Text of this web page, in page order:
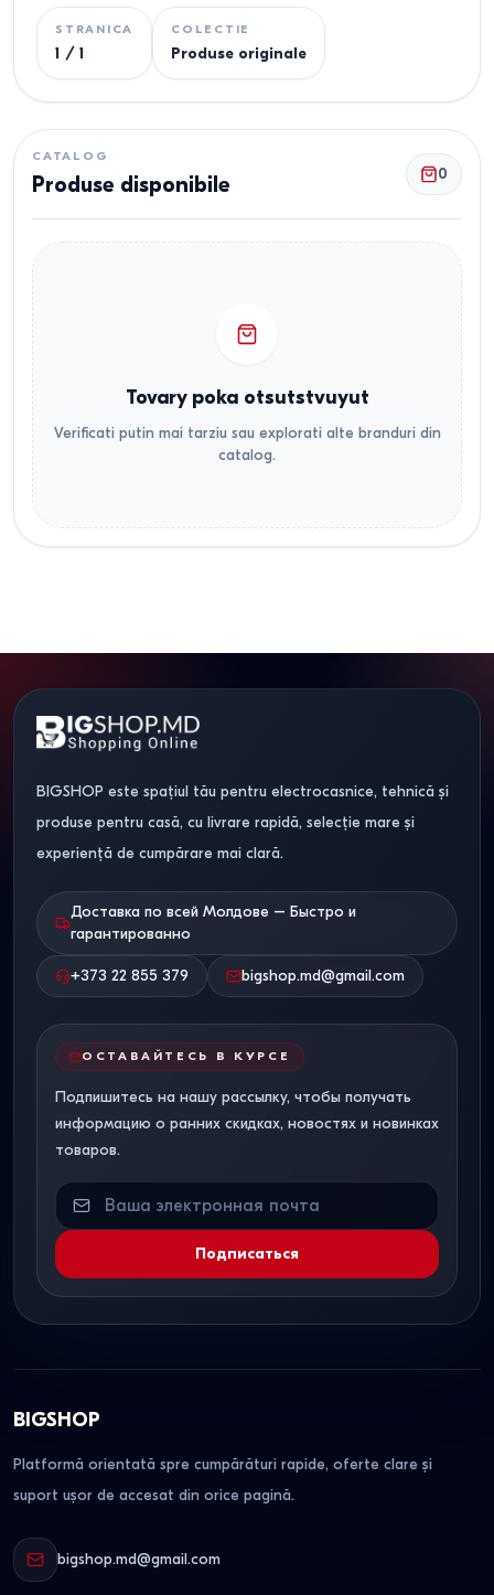
STRANICA
1 / 1
COLECTIE
Produse originale
CATALOG
Produse disponibile 0
Tovary poka otsutstvuyut
Verificati putin mai tarziu sau explorati alte branduri din
catalog.
BIGSHOP este spațiul tău pentru electrocasnice, tehnică și
produse pentru casă, cu livrare rapidă, selecție mare și
experiență de cumpărare mai clară.
Доставка по всей Молдове – Быстро и
гарантированно
+373 22 855 379 bigshop.md@gmail.com
ОСТАВАЙТЕСЬ В КУРСЕ
Подпишитесь на нашу рассылку, чтобы получать
информацию о ранних скидках, новостях и новинках
товаров.
Подписаться
BIGSHOP
Platformă orientată spre cumpărături rapide, oferte clare și
suport ușor de accesat din orice pagină.
bigshop.md@gmail.com